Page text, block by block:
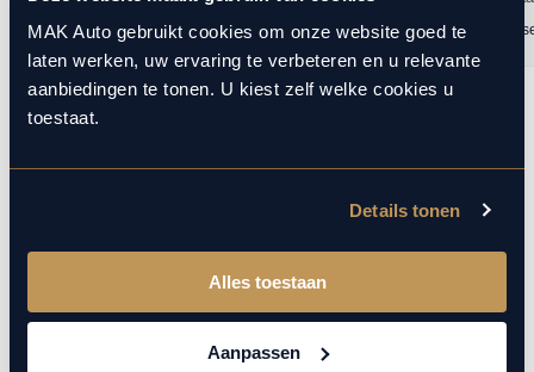
MAK Auto gebruikt cookies om onze website goed te
laten werken, uw ervaring te verbeteren en u relevante
aanbiedingen te tonen. U kiest zelf welke cookies u
toestaat.
Details tonen
Alles toestaan
Aanpassen
Lukasz Mac 19 maart 2026 Ramon
Meer over deze BMW X5
Dit betreft een zeer luxe en krachtig uitgevoerde BMW X5